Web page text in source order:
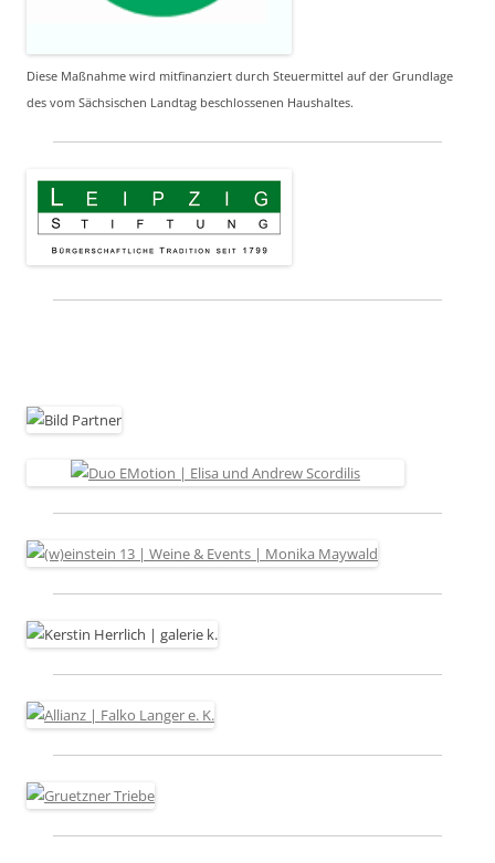
Diese Maßnahme wird mitfinanziert durch Steuermittel auf der Grundlage
des vom Sächsischen Landtag beschlossenen Haushaltes.